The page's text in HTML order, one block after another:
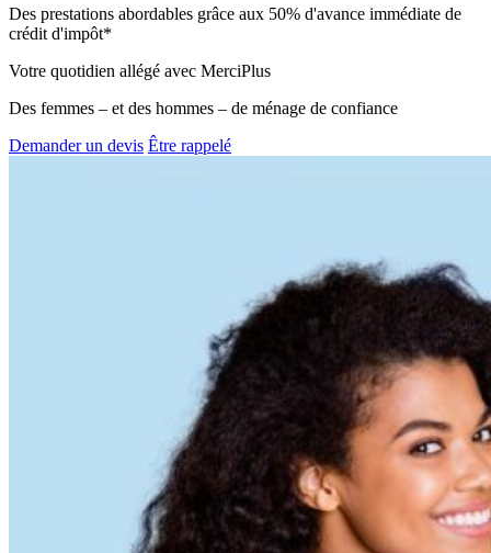
Des prestations abordables grâce aux 50% d'avance immédiate de
crédit d'impôt*
Votre quotidien allégé avec MerciPlus
Des femmes – et des hommes – de ménage de confiance
Demander un devis Être rappelé